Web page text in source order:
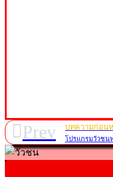
Prev บทความก่อน
โปรแกรมวัวชน